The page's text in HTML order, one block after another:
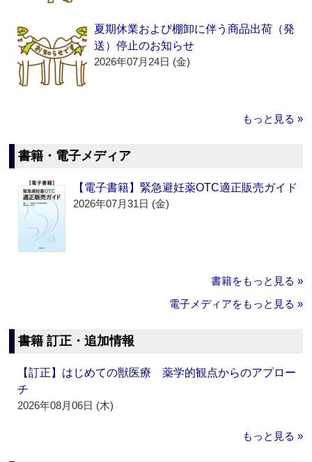
夏期休業および棚卸に伴う商品出荷（発
送）停止のお知らせ
2026年07月24日 (金)
もっと見る »
書籍・電子メディア
【電子書籍】緊急避妊薬OTC適正販売ガイド
2026年07月31日 (金)
書籍をもっと見る »
電子メディアをもっと見る »
書籍 訂正・追加情報
【訂正】はじめての獣医療 薬学的観点からのアプロー
チ
2026年08月06日 (木)
もっと見る »